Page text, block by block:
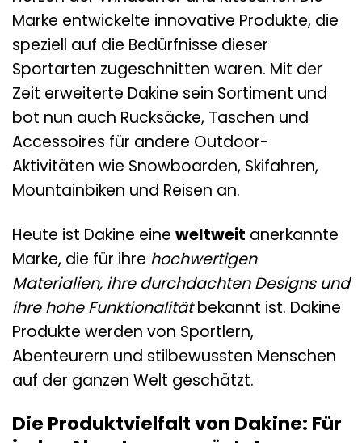
Marke entwickelte innovative Produkte, die
speziell auf die Bedürfnisse dieser
Sportarten zugeschnitten waren. Mit der
Zeit erweiterte Dakine sein Sortiment und
bot nun auch Rucksäcke, Taschen und
Accessoires für andere Outdoor-
Aktivitäten wie Snowboarden, Skifahren,
Mountainbiken und Reisen an.
Heute ist Dakine eine weltweit anerkannte
Marke, die für ihre hochwertigen
Materialien, ihre durchdachten Designs und
ihre hohe Funktionalitätbekannt ist. Dakine
Produkte werden von Sportlern,
Abenteurern und stilbewussten Menschen
auf der ganzen Welt geschätzt.
Die Produktvielfalt von Dakine: Für